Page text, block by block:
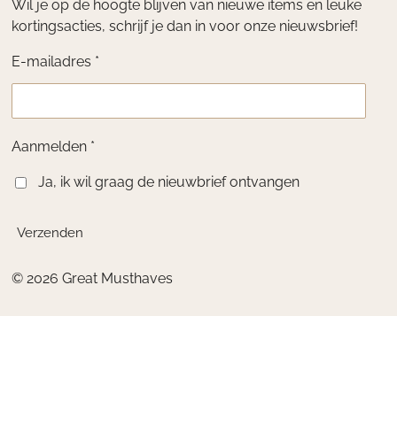
Wil je op de hoogte blijven van nieuwe items en leuke
kortingsacties, schrijf je dan in voor onze nieuwsbrief!
E-mailadres *
Aanmelden *
Ja, ik wil graag de nieuwbrief ontvangen
Verzenden
© 2026 Great Musthaves